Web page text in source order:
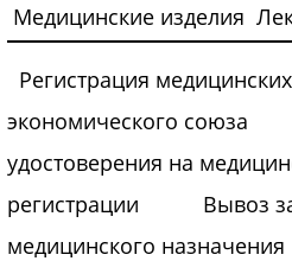
Медицинские изделия
Регистрация
экономического союза
удостоверения на
регистрации
Вывоз
медицинского назначения